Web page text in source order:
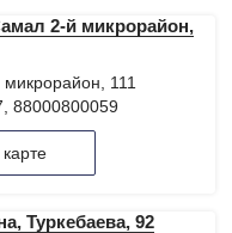
2-й микрорайон,
111
88000800059
Туркебаева, 92